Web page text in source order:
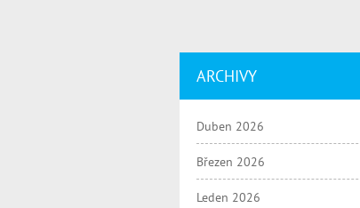
ARCHIVY
Duben 2026
Březen 2026
Leden 2026